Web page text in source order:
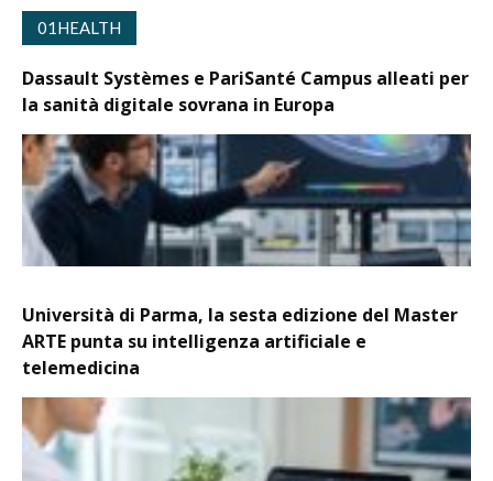
01HEALTH
Dassault Systèmes e PariSanté Campus alleati per
la sanità digitale sovrana in Europa
Università di Parma, la sesta edizione del Master
ARTE punta su intelligenza artificiale e
telemedicina